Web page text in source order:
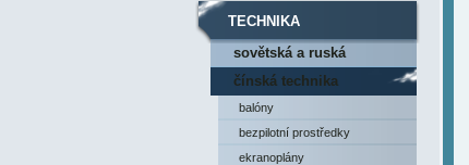
TECHNIKA
sovětská a ruská
technika
čínská technika
balóny
bezpilotní prostředky
ekranoplány